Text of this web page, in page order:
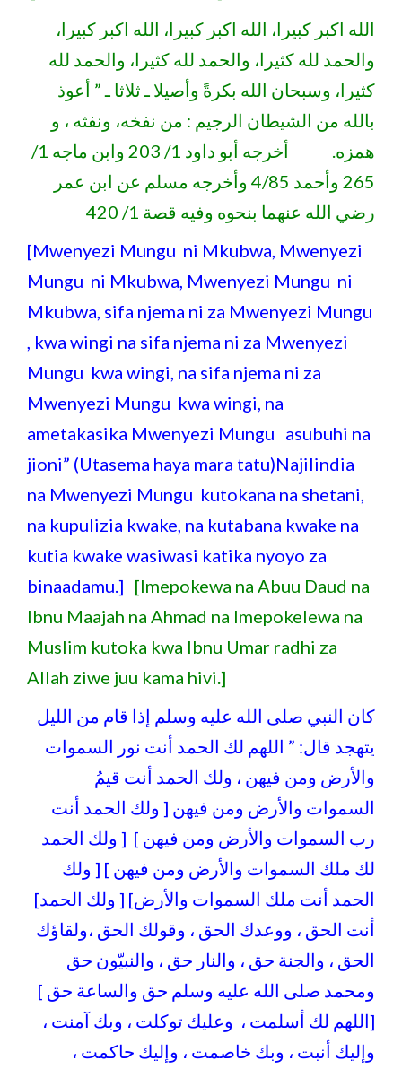
الله اكبر كبيرا، الله اكبر كبيرا، الله اكبر كبيرا،
والحمد لله كثيرا، والحمد لله كثيرا، والحمد لله
كثيرا، وسبحان الله بكرةً وأصيلا ـ ثلاثا ـ ” أعوذ
بالله من الشيطان الرجيم : من نفخه، ونفثه ، و
همزه. أخرجه أبو داود 1/ 203 وابن ماجه 1/
265 وأحمد 4/85 وأخرجه مسلم عن ابن عمر
رضي الله عنهما بنحوه وفيه قصة 1/ 420
[Mwenyezi Mungu ni Mkubwa, Mwenyezi
Mungu ni Mkubwa, Mwenyezi Mungu ni
Mkubwa, sifa njema ni za Mwenyezi Mungu
, kwa wingi na sifa njema ni za Mwenyezi
Mungu kwa wingi, na sifa njema ni za
Mwenyezi Mungu kwa wingi, na
ametakasika Mwenyezi Mungu asubuhi na
jioni” (Utasema haya mara tatu)Najilindia
na Mwenyezi Mungu kutokana na shetani,
na kupulizia kwake, na kutabana kwake na
kutia kwake wasiwasi katika nyoyo za
binaadamu.] [Imepokewa na Abuu Daud na
Ibnu Maajah na Ahmad na Imepokelewa na
Muslim kutoka kwa Ibnu Umar radhi za
Allah ziwe juu kama hivi.]
كان النبي صلى الله عليه وسلم إذا قام من الليل
يتهجد قال: ” اللهم لك الحمد أنت نور السموات
والأرض ومن فيهن ، ولك الحمد أنت قيمُ
السموات والأرض ومن فيهن [ ولك الحمد أنت
رب السموات والأرض ومن فيهن ] [ ولك الحمد
لك ملك السموات والأرض ومن فيهن ] [ ولك
الحمد أنت ملك السموات والأرض] [ ولك الحمد]
أنت الحق ، ووعدك الحق ، وقولك الحق ،ولقاؤك
الحق ، والجنة حق ، والنار حق ، والنبيّون حق
ومحمد صلى الله عليه وسلم حق والساعة حق ]
[اللهم لك أسلمت ، وعليك توكلت ، وبك آمنت ،
وإليك أنبت ، وبك خاصمت ، وإليك حاكمت ،